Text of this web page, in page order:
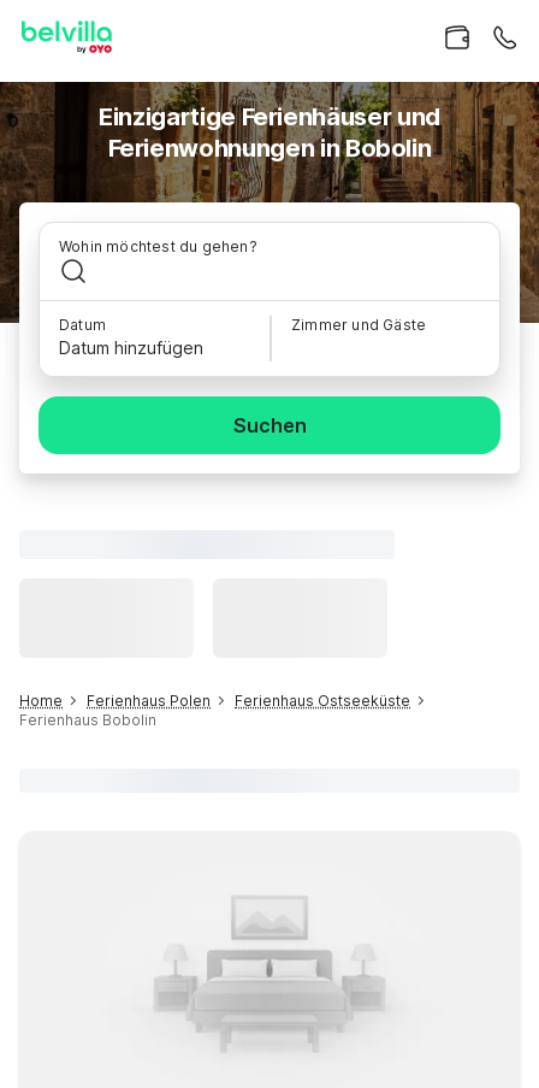
Einzigartige Ferienhäuser und
Ferienwohnungen in Bobolin
Wohin möchtest du gehen?
Datum
Datum hinzufügen
Zimmer und Gäste
Suchen
Home Ferienhaus Polen
Ferienhaus Ostseeküste
Ferienhaus Bobolin